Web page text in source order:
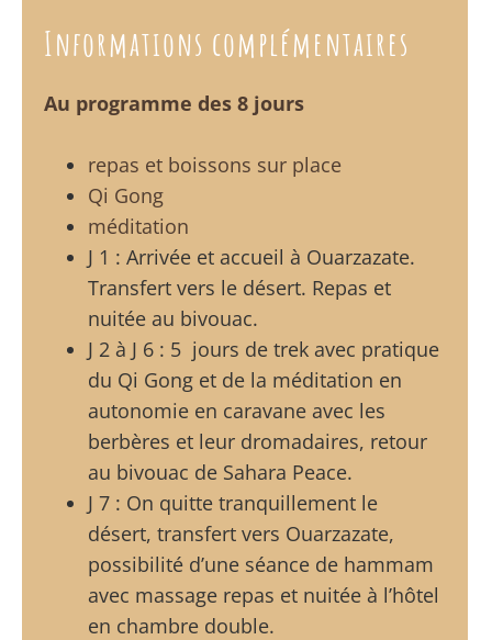
Informations complémentaires
Au programme des 8 jours
repas et boissons sur place
Qi Gong
méditation
J 1 : Arrivée et accueil à Ouarzazate.
Transfert vers le désert. Repas et
nuitée au bivouac.
J 2 à J 6 : 5 jours de trek avec pratique
du Qi Gong et de la méditation en
autonomie en caravane avec les
berbères et leur dromadaires, retour
au bivouac de Sahara Peace.
J 7 : On quitte tranquillement le
désert, transfert vers Ouarzazate,
possibilité d’une séance de hammam
avec massage repas et nuitée à l’hôtel
en chambre double.